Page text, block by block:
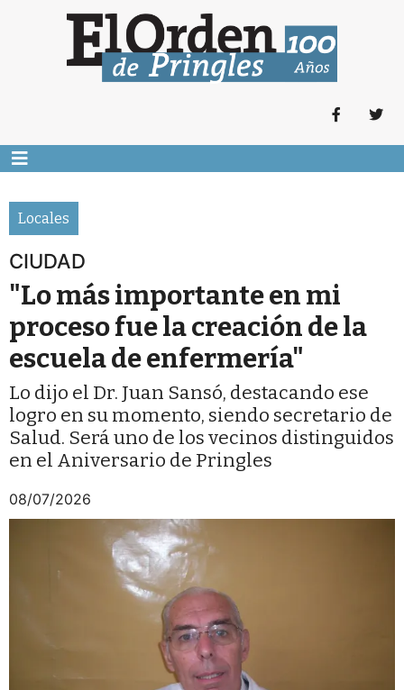
Locales
CIUDAD
"Lo más importante en mi
proceso fue la creación de la
escuela de enfermería"
Lo dijo el Dr. Juan Sansó, destacando ese
logro en su momento, siendo secretario de
Salud. Será uno de los vecinos distinguidos
en el Aniversario de Pringles
08/07/2026